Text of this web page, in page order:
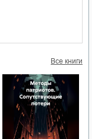
Все книги